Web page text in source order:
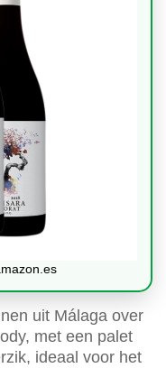
uit Málaga over
met een palet
ideaal voor het